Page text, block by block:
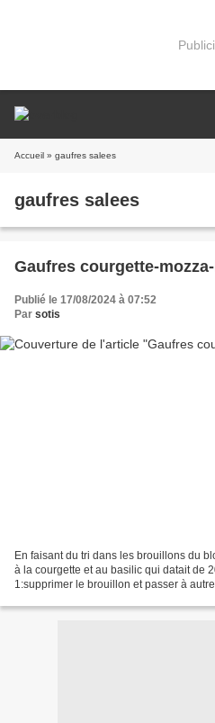
Accueil » gaufres salees
gaufres salees
Gaufres courgette-
Publié le 17/08/2024 à 07:52
Par sotis
En faisant du tri dans les brouillons du
à la courgette et au basilic qui datait de
1:supprimer le brouillon et passer à